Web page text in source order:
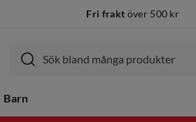
Fri frakt över 500 kr
Barn